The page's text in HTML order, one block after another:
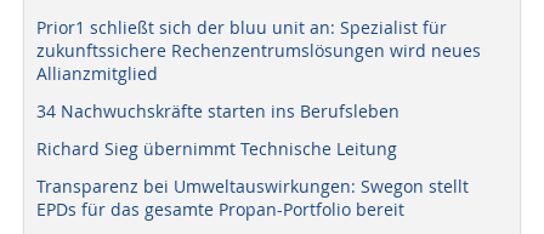
Prior1 schließt sich der bluu unit an: Spezialist für
zukunftssichere Rechenzentrumslösungen wird neues
Allianzmitglied
34 Nachwuchskräfte starten ins Berufsleben
Richard Sieg übernimmt Technische Leitung
Transparenz bei Umweltauswirkungen: Swegon stellt
EPDs für das gesamte Propan-Portfolio bereit